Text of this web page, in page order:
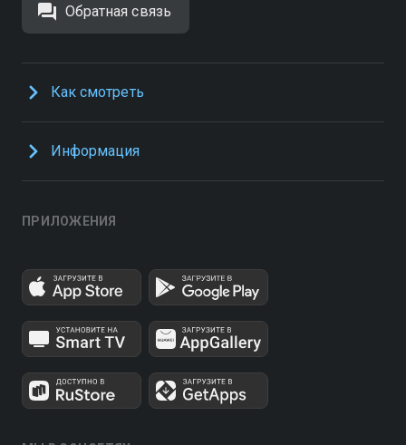
Обратная связь
Как смотреть
Информация
ПРИЛОЖЕНИЯ